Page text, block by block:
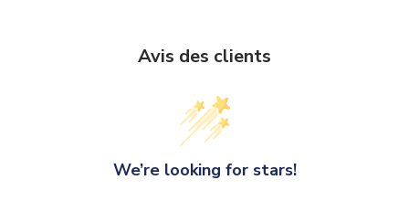
Avis des clients
We’re looking for stars!